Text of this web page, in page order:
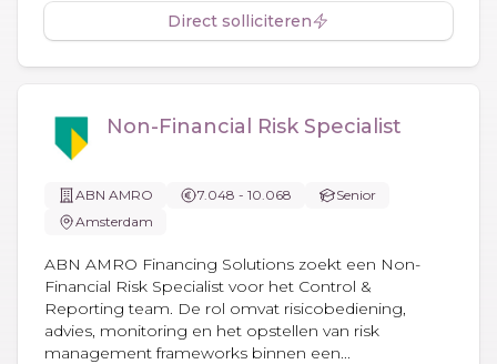
Direct solliciteren
Non-Financial Risk Specialist
ABN AMRO 7.048 - 10.068
Senior
Amsterdam
ABN AMRO Financing Solutions zoekt een Non-
Financial Risk Specialist voor het Control &
Reporting team. De rol omvat risicobediening,
advies, monitoring en het opstellen van risk
management frameworks binnen een...